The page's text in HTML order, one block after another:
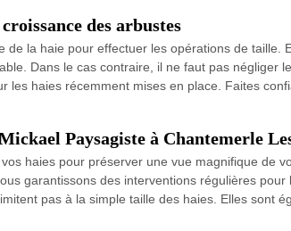
des arbustes
la haie pour effectuer les opérations de
Dans le cas contraire, il ne faut pas négliger
les haies récemment mises en place. Faites
Paysagiste à Chantemerle
haies pour préserver une vue magnifique de
garantissons des interventions régulières
pas à la simple taille des haies. Elles sont